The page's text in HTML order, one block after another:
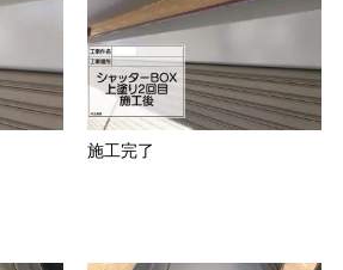
施工完了